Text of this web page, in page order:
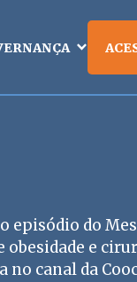
episódio do
obesidade e
no canal da